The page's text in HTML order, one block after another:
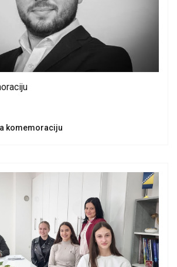
komemoraciju